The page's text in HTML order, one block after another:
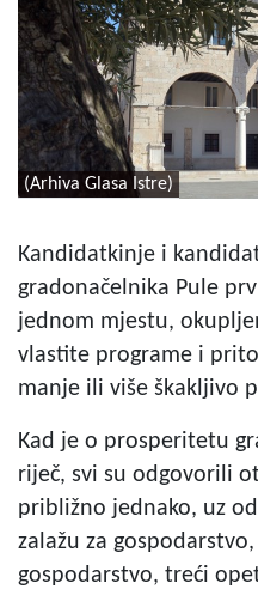
(Arhiva Glasa Istre)
Kandidatkinje i
gradonačelnika Pule
jednom mjestu,
vlastite programe i
manje ili više škakljivo
Kad je o prosperitetu
riječ, svi su odgovorili
približno jednako, uz
zalažu za
gospodarstvo, treći